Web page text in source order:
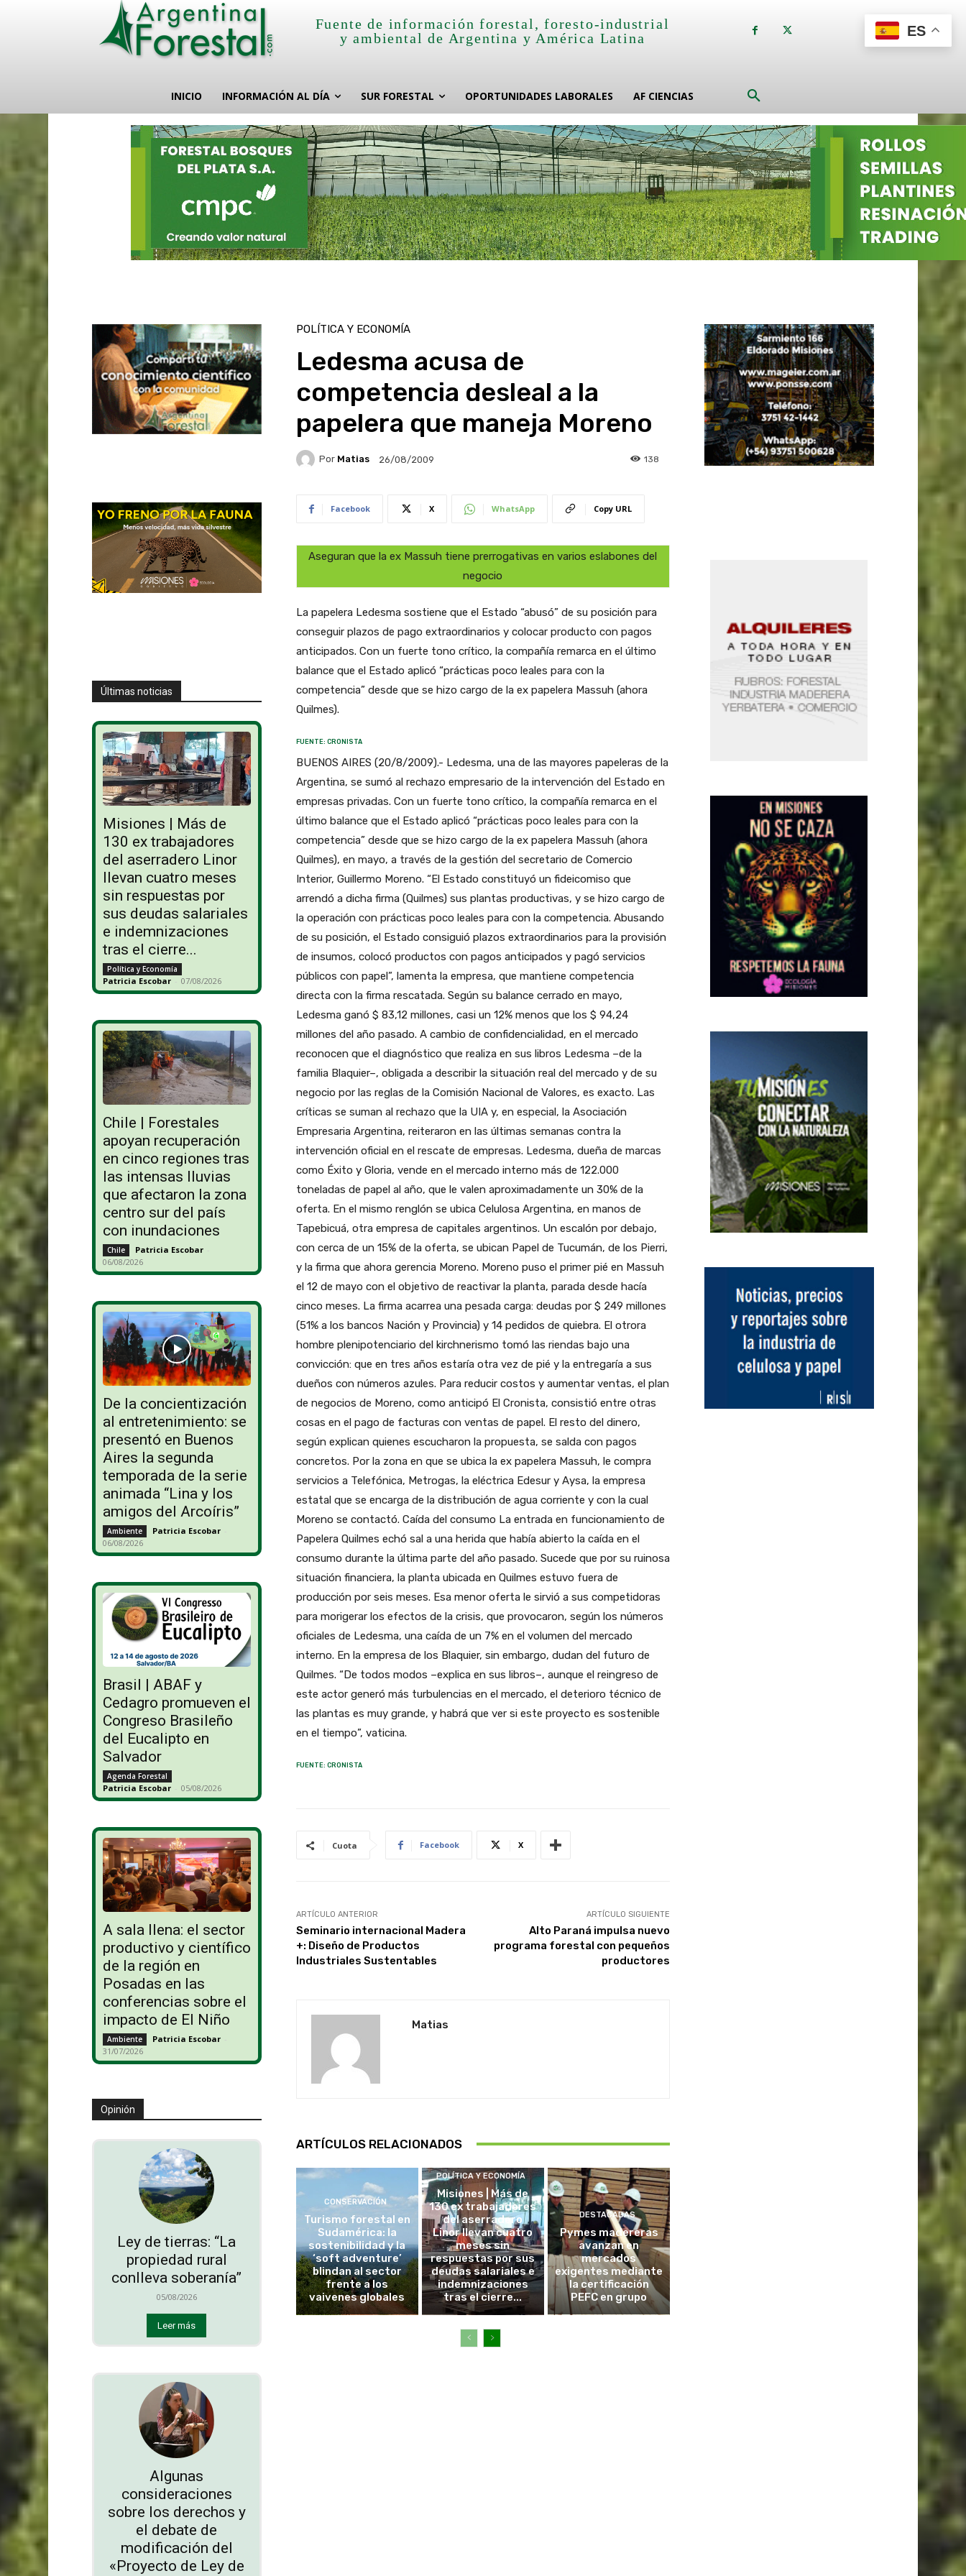
Fuente de información forestal, foresto-industrial
y ambiental de Argentina y América Latina
INICIO INFORMACIÓN AL DÍA SUR FORESTAL OPORTUNIDADES LABORALES AF CIENCIAS
Últimas noticias
Misiones | Más de
130 ex trabajadores
del aserradero Linor
llevan cuatro meses
sin respuestas por
sus deudas salariales
e indemnizaciones
tras el cierre...
Política y Economía
Patricia Escobar - 07/08/2026
Chile | Forestales
apoyan recuperación
en cinco regiones tras
las intensas lluvias
que afectaron la zona
centro sur del país
con inundaciones
Chile Patricia Escobar -
06/08/2026
De la concientización
al entretenimiento: se
presentó en Buenos
Aires la segunda
temporada de la serie
animada “Lina y los
amigos del Arcoíris”
Ambiente Patricia Escobar -
06/08/2026
Brasil | ABAF y
Cedagro promueven el
Congreso Brasileño
del Eucalipto en
Salvador
Agenda Forestal
Patricia Escobar - 05/08/2026
A sala llena: el sector
productivo y científico
de la región en
Posadas en las
conferencias sobre el
impacto de El Niño
Ambiente Patricia Escobar -
31/07/2026
Opinión
Ley de tierras: “La
propiedad rural
conlleva soberanía”
05/08/2026
Leer más
Algunas
consideraciones
sobre los derechos y
el debate de
modificación del
«Proyecto de Ley de
POLÍTICA Y ECONOMÍA
Ledesma acusa de
competencia desleal a la
papelera que maneja Moreno
Por Matias 26/08/2009 138
Facebook X WhatsApp Copy URL
Aseguran que la ex Massuh tiene prerrogativas en varios eslabones del
negocio
La papelera Ledesma sostiene que el Estado “abusó” de su posición para
conseguir plazos de pago extraordinarios y colocar producto con pagos
anticipados. Con un fuerte tono crítico, la compañía remarca en el último
balance que el Estado aplicó “prácticas poco leales para con la
competencia” desde que se hizo cargo de la ex papelera Massuh (ahora
Quilmes).
FUENTE: CRONISTA
BUENOS AIRES (20/8/2009).- Ledesma, una de las mayores papeleras de la
Argentina, se sumó al rechazo empresario de la intervención del Estado en
empresas privadas. Con un fuerte tono crítico, la compañía remarca en el
último balance que el Estado aplicó “prácticas poco leales para con la
competencia” desde que se hizo cargo de la ex papelera Massuh (ahora
Quilmes), en mayo, a través de la gestión del secretario de Comercio
Interior, Guillermo Moreno. “El Estado constituyó un fideicomiso que
arrendó a dicha firma (Quilmes) sus plantas productivas, y se hizo cargo de
la operación con prácticas poco leales para con la competencia. Abusando
de su posición, el Estado consiguió plazos extraordinarios para la provisión
de insumos, colocó productos con pagos anticipados y pagó servicios
públicos con papel”, lamenta la empresa, que mantiene competencia
directa con la firma rescatada. Según su balance cerrado en mayo,
Ledesma ganó $ 83,12 millones, casi un 12% menos que los $ 94,24
millones del año pasado. A cambio de confidencialidad, en el mercado
reconocen que el diagnóstico que realiza en sus libros Ledesma –de la
familia Blaquier–, obligada a describir la situación real del mercado y de su
negocio por las reglas de la Comisión Nacional de Valores, es exacto. Las
críticas se suman al rechazo que la UIA y, en especial, la Asociación
Empresaria Argentina, reiteraron en las últimas semanas contra la
intervención oficial en el rescate de empresas. Ledesma, dueña de marcas
como Éxito y Gloria, vende en el mercado interno más de 122.000
toneladas de papel al año, que le valen aproximadamente un 30% de la
oferta. En el mismo renglón se ubica Celulosa Argentina, en manos de
Tapebicuá, otra empresa de capitales argentinos. Un escalón por debajo,
con cerca de un 15% de la oferta, se ubican Papel de Tucumán, de los Pierri,
y la firma que ahora gerencia Moreno. Moreno puso el primer pié en Massuh
el 12 de mayo con el objetivo de reactivar la planta, parada desde hacía
cinco meses. La firma acarrea una pesada carga: deudas por $ 249 millones
(51% a los bancos Nación y Provincia) y 14 pedidos de quiebra. El otrora
hombre plenipotenciario del kirchnerismo tomó las riendas bajo una
convicción: que en tres años estaría otra vez de pié y la entregaría a sus
dueños con números azules. Para reducir costos y aumentar ventas, el plan
de negocios de Moreno, como anticipó El Cronista, consistió entre otras
cosas en el pago de facturas con ventas de papel. El resto del dinero,
según explican quienes escucharon la propuesta, se salda con pagos
concretos. Por la zona en que se ubica la ex papelera Massuh, le compra
servicios a Telefónica, Metrogas, la eléctrica Edesur y Aysa, la empresa
estatal que se encarga de la distribución de agua corriente y con la cual
Moreno se contactó. Caída del consumo La entrada en funcionamiento de
Papelera Quilmes echó sal a una herida que había abierto la caída en el
consumo durante la última parte del año pasado. Sucede que por su ruinosa
situación financiera, la planta ubicada en Quilmes estuvo fuera de
producción por seis meses. Esa menor oferta le sirvió a sus competidoras
para morigerar los efectos de la crisis, que provocaron, según los números
oficiales de Ledesma, una caída de un 7% en el volumen del mercado
interno. En la empresa de los Blaquier, sin embargo, dudan del futuro de
Quilmes. “De todos modos –explica en sus libros–, aunque el reingreso de
este actor generó más turbulencias en el mercado, el deterioro técnico de
las plantas es muy grande, y habrá que ver si este proyecto es sostenible
en el tiempo”, vaticina.
FUENTE: CRONISTA
Cuota Facebook X
ARTÍCULO ANTERIOR
Seminario internacional Madera
+: Diseño de Productos
Industriales Sustentables
ARTÍCULO SIGUIENTE
Alto Paraná impulsa nuevo
programa forestal con pequeños
productores
Matias
ARTÍCULOS RELACIONADOS
CONSERVACIÓN
Turismo forestal en
Sudamérica: la
sostenibilidad y la
‘soft adventure’
blindan al sector
frente a los
vaivenes globales
POLÍTICA Y ECONOMÍA
Misiones | Más de
130 ex trabajadores
del aserradero
Linor llevan cuatro
meses sin
respuestas por sus
deudas salariales e
indemnizaciones
tras el cierre...
DESTACADAS
Pymes madereras
avanzan en
mercados
exigentes mediante
la certificación
PEFC en grupo
ES